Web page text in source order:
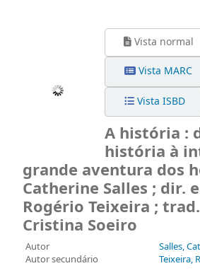
Vista normal
Vista MARC
Vista ISBD
A história :
história à
grande aventura dos
Catherine Salles ; dir.
Rogério Teixeira ;
Cristina Soeiro
Autor
Salles,
Autor secundário
Teixeira,